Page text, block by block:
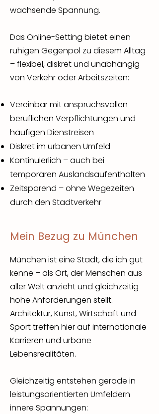
wachsende Spannung.
Das Online-Setting bietet einen
ruhigen Gegenpol zu diesem Alltag
– flexibel, diskret und unabhängig
von Verkehr oder Arbeitszeiten:
Vereinbar mit anspruchsvollen
beruflichen Verpflichtungen und
häufigen Dienstreisen​
Diskret im urbanen Umfeld​
Kontinuierlich – auch bei
temporären Auslandsaufenthalten
Zeitsparend – ohne Wegezeiten
durch den Stadtverkehr
Mein Bezug zu München
München ist eine Stadt, die ich gut
kenne – als Ort, der Menschen aus
aller Welt anzieht und gleichzeitig
hohe Anforderungen stellt.
Architektur, Kunst, Wirtschaft und
Sport treffen hier auf internationale
Karrieren und urbane
Lebensrealitäten.
Gleichzeitig entstehen gerade in
leistungsorientierten Umfeldern
innere Spannungen: